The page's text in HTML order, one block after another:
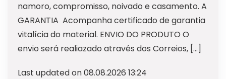
namoro, compromisso, noivado e casamento. A
GARANTIA Acompanha certificado de garantia
vitalícia do material. ENVIO DO PRODUTO O
envio será realiazado através dos Correios, […]
Last updated on 08.08.2026 13:24